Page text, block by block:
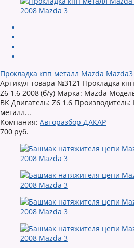
Прокладка кпп металл Mazda
Артикул товара №3121 Прокладка
Z6 1.6 2008 (б/у) Марка: Mazda
BK Двигатель: Z6 1.6
металл...
Компания: Авторазбор ДАКАР
700 руб.